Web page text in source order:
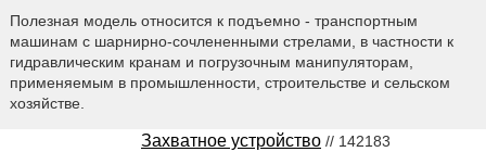
Полезная модель относится к подъемно - транспортным
машинам с шарнирно-сочлененными стрелами, в частности к
гидравлическим кранам и погрузочным манипуляторам,
применяемым в промышленности, строительстве и сельском
хозяйстве.
Захватное устройство // 142183